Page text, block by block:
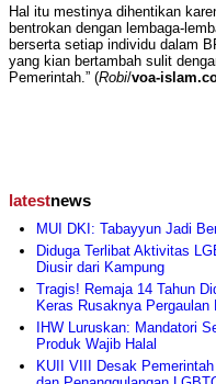
Hal itu mestinya dihentikan
bentrokan dengan lembaga-
berserta setiap individu dalam
yang kian bertambah sulit
Pemerintah.” (Robi/voa-
latestnews
MUI DKI: Tabayyun Jadi
Diduga Terlibat Aktivitas
Diusir dari Kampung
Tragis! Remaja 14 Tahun
Keras Rusaknya Pergaulan
IHW Luruskan: Mandatori
Produk Wajib Halal
KUII VIII Desak